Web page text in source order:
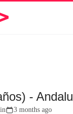
-
3 months ago